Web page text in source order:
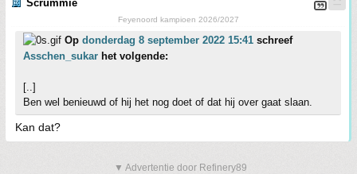
Scrummie
Feyenoord kampioen 2026/2027
Op donderdag 8 september 2022 15:41 schreef
Asschen_sukar het volgende:
[..]
Ben wel benieuwd of hij het nog doet of dat hij over gaat slaan.
Kan dat?
▼ Advertentie door Refinery89